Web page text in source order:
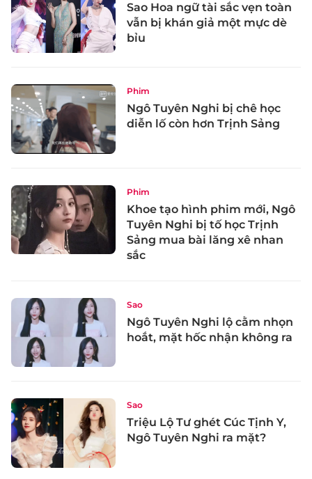
Sao Hoa ngữ tài sắc vẹn toàn
vẫn bị khán giả một mực dè
bỉu
Phim
Ngô Tuyên Nghi bị chê học
diễn lố còn hơn Trịnh Sảng
Phim
Khoe tạo hình phim mới, Ngô
Tuyên Nghi bị tố học Trịnh
Sảng mua bài lăng xê nhan
sắc
Sao
Ngô Tuyên Nghi lộ cằm nhọn
hoắt, mặt hốc nhận không ra
Sao
Triệu Lộ Tư ghét Cúc Tịnh Y,
Ngô Tuyên Nghi ra mặt?